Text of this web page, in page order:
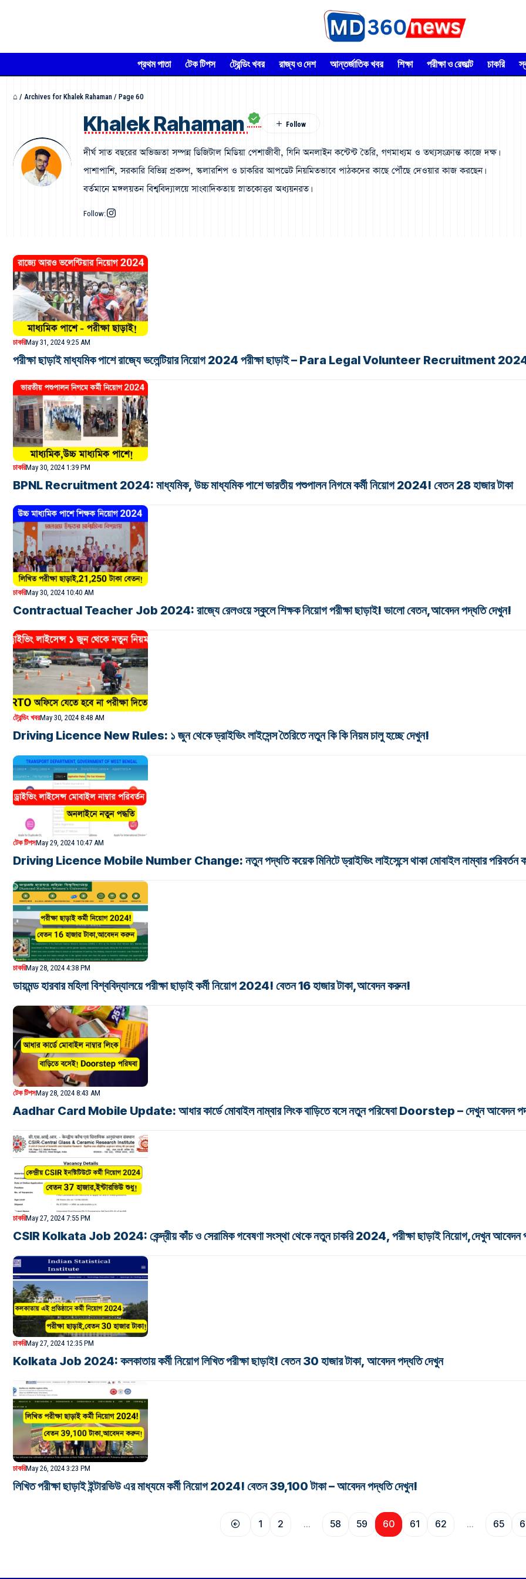
প্রথম পাতা টেক টিপস ট্রেন্ডিং খবর রাজ্য ও দেশ আন্তর্জাতিক খবর শিক্ষা পরীক্ষা ও রেজাল্ট চাকরি
⌂ / Archives for Khalek Rahaman / Page 60
Khalek Rahaman
দীর্ঘ সাত বছরের অভিজ্ঞতা সম্পন্ন ডিজিটাল মিডিয়া পেশাজীবী, যিনি অনলাইন কন্টেন্ট তৈরি, গণমাধ্যম ও তথ্যসংক্রান্ত কাজে দক্ষ।
পাশাপাশি, সরকারি বিভিন্ন প্রকল্প, স্কলারশিপ ও চাকরির আপডেট নিয়মিতভাবে পাঠকদের কাছে পৌঁছে দেওয়ার কাজ করছেন।
বর্তমানে মঙ্গলয়তন বিশ্ববিদ্যালয়ে সাংবাদিকতায় স্নাতকোত্তর অধ্যয়নরত।
Follow:
চাকরিMay 31, 2024 9:25 AM
পরীক্ষা ছাড়াই মাধ্যমিক পাশে রাজ্যে ভলেন্টিয়ার নিয়োগ 2024 পরীক্ষা ছাড়াই – Para Legal Volunteer Recruitment
চাকরিMay 30, 2024 1:39 PM
BPNL Recruitment 2024: মাধ্যমিক, উচ্চ মাধ্যমিক পাশে ভারতীয় পশুপালন নিগমে কর্মী নিয়োগ 2024! বেতন 28 হাজার টাকা
চাকরিMay 30, 2024 10:40 AM
Contractual Teacher Job 2024: রাজ্যে রেলওয়ে স্কুলে শিক্ষক নিয়োগ পরীক্ষা ছাড়াই! ভালো বেতন,আবেদন পদ্ধতি দেখুন!
ট্রেন্ডিং খবরMay 30, 2024 8:48 AM
Driving Licence New Rules: ১ জুন থেকে ড্রাইভিং লাইসেন্স তৈরিতে নতুন কি কি নিয়ম চালু হচ্ছে দেখুন!
টেক টিপসMay 29, 2024 10:47 AM
Driving Licence Mobile Number Change: নতুন পদ্ধতি কয়েক মিনিটে ড্রাইভিং লাইসেন্সে থাকা মোবাইল নাম্বার পরিবর্তন
চাকরিMay 28, 2024 4:38 PM
ডায়মন্ড হারবার মহিলা বিশ্ববিদ্যালয়ে পরীক্ষা ছাড়াই কর্মী নিয়োগ 2024! বেতন 16 হাজার টাকা,আবেদন করুন!
টেক টিপসMay 28, 2024 8:43 AM
Aadhar Card Mobile Update: আধার কার্ডে মোবাইল নাম্বার লিংক বাড়িতে বসে নতুন পরিষেবা Doorstep – দেখুন আবেদন
চাকরিMay 27, 2024 7:55 PM
CSIR Kolkata Job 2024: কেন্দ্রীয় কাঁচ ও সেরামিক গবেষণা সংস্থা থেকে নতুন চাকরি 2024, পরীক্ষা ছাড়াই নিয়োগ,দেখুন আবেদন
চাকরিMay 27, 2024 12:35 PM
Kolkata Job 2024: কলকাতায় কর্মী নিয়োগ লিখিত পরীক্ষা ছাড়াই! বেতন 30 হাজার টাকা, আবেদন পদ্ধতি দেখুন
চাকরিMay 26, 2024 3:23 PM
লিখিত পরীক্ষা ছাড়াই ইন্টারভিউ এর মাধ্যমে কর্মী নিয়োগ 2024! বেতন 39,100 টাকা – আবেদন পদ্ধতি দেখুন!
1 2 … 58 59 60 61 62 … 65